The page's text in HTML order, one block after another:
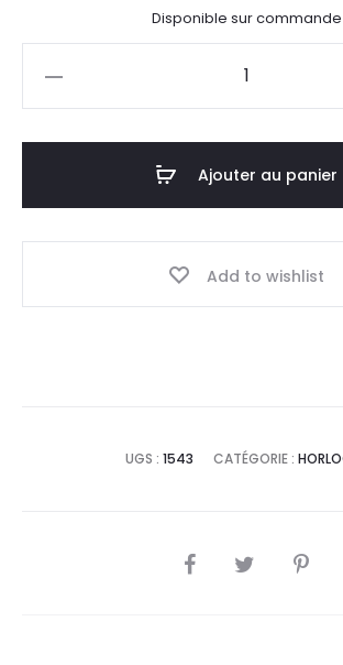
Disponible sur commande
Ajouter au panier
Add to wishlist
UGS : 1543 CATÉGORIE :
SHARE